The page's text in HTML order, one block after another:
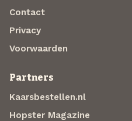
Contact
Privacy
Voorwaarden
Partners
Kaarsbestellen.nl
Hopster Magazine